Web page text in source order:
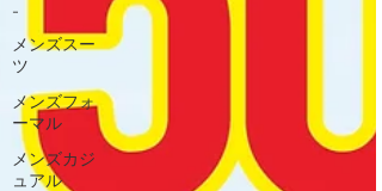
-
メンズスー
ツ
メンズフォ
ーマル
メンズカジ
ュアル